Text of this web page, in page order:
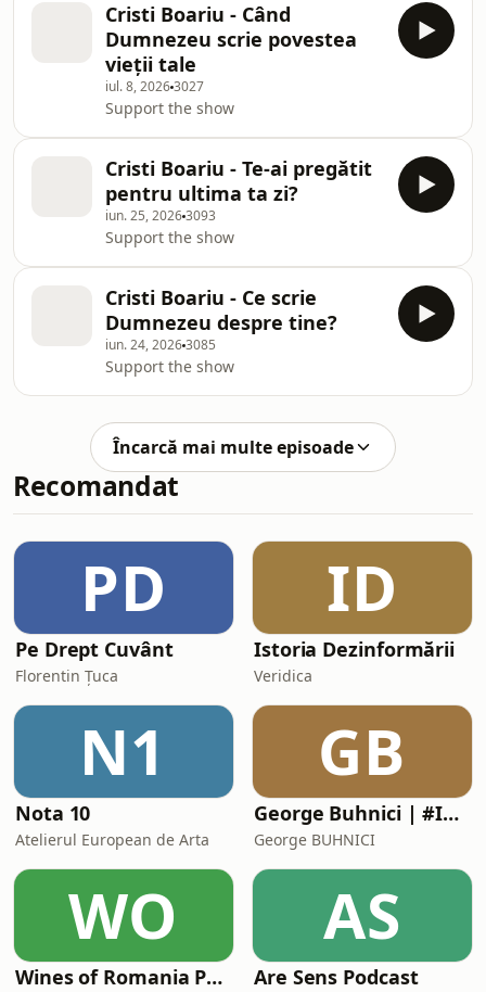
Cristi Boariu - Când
Dumnezeu scrie povestea
vieții tale
iul. 8, 20263027
Support the show
Cristi Boariu - Te-ai pregătit
pentru ultima ta zi?
iun. 25, 20263093
Support the show
Cristi Boariu - Ce scrie
Dumnezeu despre tine?
iun. 24, 20263085
Support the show
Încarcă mai multe episoade
Recomandat
PD
Pe Drept Cuvânt
Florentin Țuca
ID
Istoria Dezinformării
Veridica
N1
Nota 10
Atelierul European de Arta
GB
George Buhnici | #IGDLCC
George BUHNICI
WO
Wines of Romania Podcast
AS
Are Sens Podcast